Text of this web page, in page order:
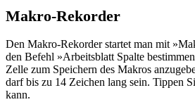
Makro-Rekorder
Den Makro-Rekorder startet man mit
den Befehl »Arbeitsblatt Spalte
Zelle zum Speichern des Makros
darf bis zu 14 Zeichen lang sein. Tippen
kann.